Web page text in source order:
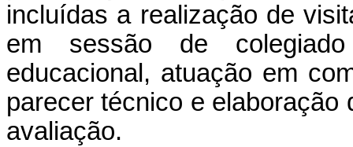
incluídas a realização de
em sessão de
educacional, atuação em
parecer técnico e
avaliação.